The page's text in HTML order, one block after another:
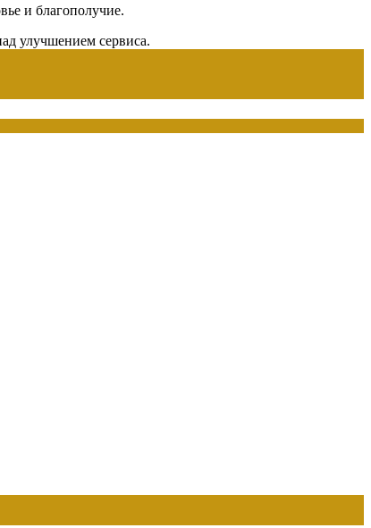
и благополучие.
улучшением сервиса.